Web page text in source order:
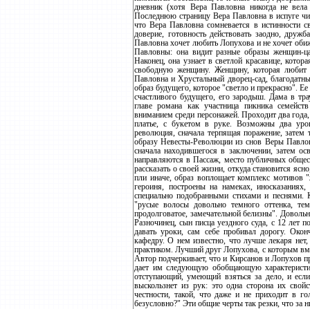
дневник (хотя Вера Павловна никогда не
Последнюю страницу Вера Павловна в испуге
что Вера Павловна сомневается в истинности
доверие, готовность действовать заодно,
Павловна хочет любить Лопухова и не хочет
Павловны: она видит разные образы женщин-
Наконец, она узнает в светлой красавице,
свободную женщину. Женщину, которая
Павловна и Хрустальный дворец-сад,
образ будущего, которое "светло и прекрасно".
счастливого будущего, его зародыш. Дама в
главе романа как участница пикника
вниманием среди персонажей. Проходит два
платье, с букетом в руке. Возможны два
революция, сначала терпящая поражение,
образу Невесты-Революции из снов Веры
сначала находившегося в заключении, затем
направляются в Пассаж, место публичных
рассказать о своей жизни, откуда становится
пли иначе, образ воплощает комплекс
героиня, построены на намеках, иносказаниях,
специально подобранными стихами и
"русые волосы довольно темного оттенка,
продолговатое, замечательной белизны".
Разночинец, сын писца уездного суда, с 12 лет
давать уроки, сам себе пробивал дорогу.
кафедру. О нем известно, что лучше лекаря
практиком. Лучший друг Лопухова, с которым
Автор подчеркивает, что и Кирсанов и Лопухов
дает им следующую обобщающую
отступающий, умеющий взяться за дело, и
выскользнет из рук: это одна сторона их
честности, такой, что даже и не приходит в
безусловно?" Эти общие черты так резки, что за